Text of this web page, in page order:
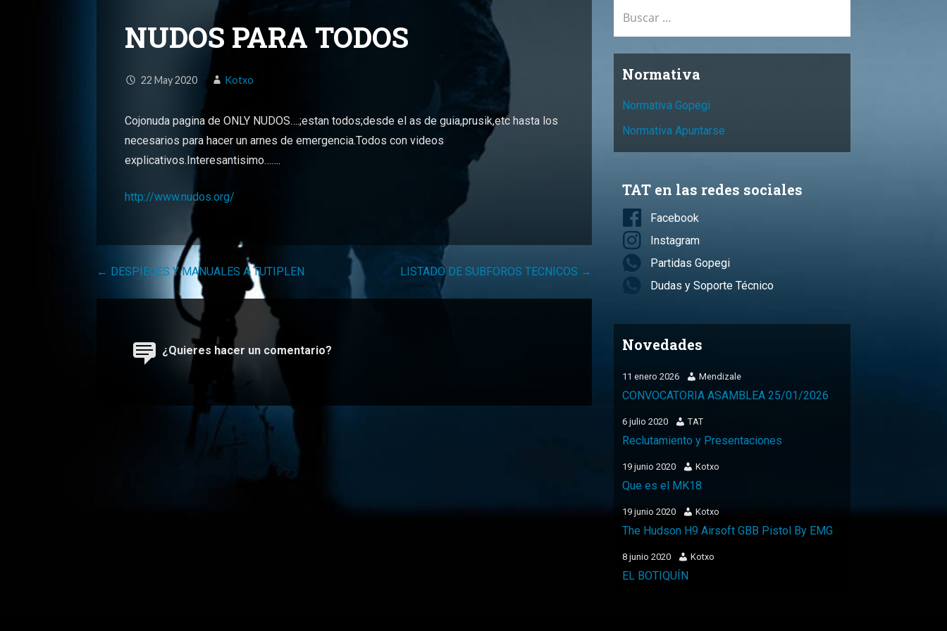
NUDOS PARA TODOS
22 May2020 Kotxo
Cojonuda pagina de ONLY NUDOS….;estan todos;desde el as de guia,prusik,etc hasta los
necesarios para hacer un arnes de emergencia.Todos con videos
explicativos.Interesantisimo…….
http://www.nudos.org/
Navegación
de
← DESPIECES Y MANUALES A TUTIPLEN LISTADO DE SUBFOROS TECNICOS →
¿Quieres hacer un comentario?
Normativa
Normativa Gopegi
Normativa Apuntarse
TAT en las redes sociales
Facebook
Instagram
Partidas Gopegi
Dudas y Soporte Técnico
Novedades
11 enero 2026 Mendizale
CONVOCATORIA ASAMBLEA 25/01/2026
6 julio 2020 TAT
Reclutamiento y Presentaciones
19 junio 2020 Kotxo
Que es el MK18
19 junio 2020 Kotxo
The Hudson H9 Airsoft GBB Pistol By EMG
8 junio 2020 Kotxo
EL BOTIQUÍN